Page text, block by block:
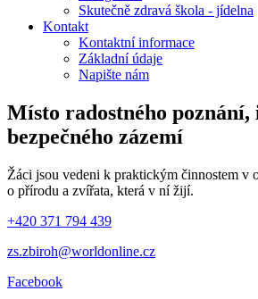
Skutečně zdravá škola - jídelna
Kontakt
Kontaktní informace
Základní údaje
Napište nám
Místo radostného poznání,
bezpečného zázemí
Žáci jsou vedeni k praktickým činnostem v
o přírodu a zvířata, která v ní žijí.
+420 371 794 439
zs.zbiroh@worldonline.cz
Facebook